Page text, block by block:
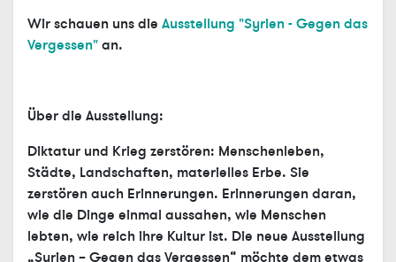
Wir schauen uns die Ausstellung "Syrien - Gegen das
Vergessen"an.
Über die Ausstellung:
Diktatur und Krieg zerstören: Menschenleben,
Städte, Landschaften, materielles Erbe. Sie
zerstören auch Erinnerungen. Erinnerungen daran,
wie die Dinge einmal aussahen, wie Menschen
lebten, wie reich ihre Kultur ist. Die neue Ausstellung
„Syrien – Gegen das Vergessen“ möchte dem etwas